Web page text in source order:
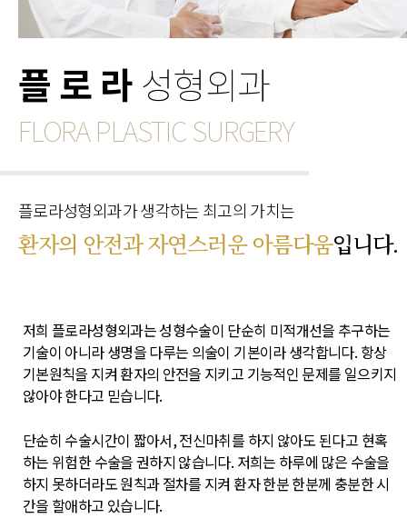
플로라성형외과
FLORA PLASTIC SURGERY
플로라성형외과가 생각하는 최고의 가치는
환자의 안전과 자연스러운 아름다움입니다.
저희 플로라성형외과는 성형수술이 단순히 미적개선을 추구하는
기술이 아니라 생명을 다루는 의술이 기본이라 생각합니다. 항상
기본원칙을 지켜 환자의 안전을 지키고 기능적인 문제를 일으키지
않아야 한다고 믿습니다.
단순히 수술시간이 짧아서, 전신마취를 하지 않아도 된다고 현혹
하는 위험한 수술을 권하지 않습니다. 저희는 하루에 많은 수술을
하지 못하더라도 원칙과 절차를 지켜 환자 한분 한분께 충분한 시
간을 할애하고 있습니다.